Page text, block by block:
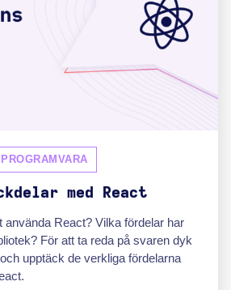
med React
använda React? Vilka fördelar har
För att ta reda på svaren dyk
upptäck de verkliga fördelarna